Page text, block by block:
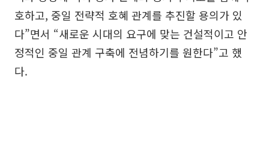
호하고, 중일 전략적 호혜 관계를 추진할 용의가 있
다”면서 “새로운 시대의 요구에 맞는 건설적이고 안
정적인 중일 관계 구축에 전념하기를 원한다”고 했
다.